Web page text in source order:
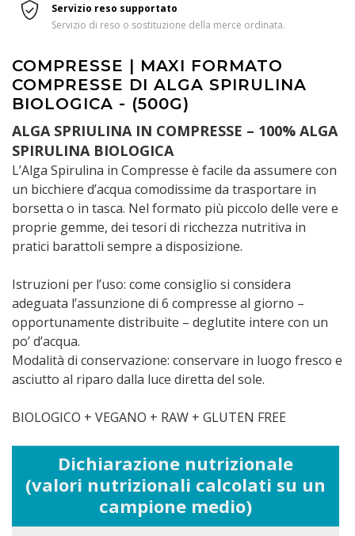
Servizio reso supportato
Servizio di reso o sostituzione della merce ordinata.
COMPRESSE | MAXI FORMATO
COMPRESSE DI ALGA SPIRULINA
BIOLOGICA - (500G)
ALGA SPRIULINA IN COMPRESSE – 100% ALGA
SPIRULINA BIOLOGICA
L’Alga Spirulina in Compresse è facile da assumere con
un bicchiere d’acqua comodissime da trasportare in
borsetta o in tasca. Nel formato più piccolo delle vere e
proprie gemme, dei tesori di ricchezza nutritiva in
pratici barattoli sempre a disposizione.
Istruzioni per l’uso: come consiglio si considera
adeguata l’assunzione di 6 compresse al giorno –
opportunamente distribuite – deglutite intere con un
po’ d’acqua.
Modalità di conservazione: conservare in luogo fresco e
asciutto al riparo dalla luce diretta del sole.
BIOLOGICO + VEGANO + RAW + GLUTEN FREE
Dichiarazione nutrizionale
(valori nutrizionali calcolati su un
campione medio)